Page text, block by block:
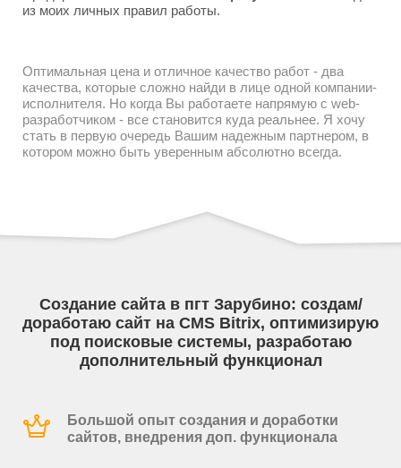
из моих личных правил работы.
Оптимальная цена и отличное качество работ - два
качества, которые сложно найди в лице одной компании-
исполнителя. Но когда Вы работаете напрямую с web-
разработчиком - все становится куда реальнее. Я хочу
стать в первую очередь Вашим надежным партнером, в
котором можно быть уверенным абсолютно всегда.
Создание сайта в пгт Зарубино: создам/
доработаю сайт на CMS Bitrix, оптимизирую
под поисковые системы, разработаю
дополнительный функционал
Большой опыт создания и доработки
сайтов, внедрения доп. функционала